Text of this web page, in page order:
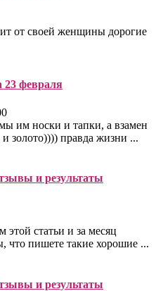
от своей женщины дорогие
23 февраля
им носки и тапки, а взамен
золото)))) правда жизни ...
и результаты
этой статьи и за месяц
что пишете такие хорошие ...
и результаты